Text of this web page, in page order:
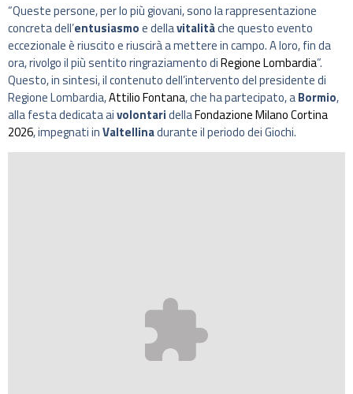
“Queste persone, per lo più giovani, sono la rappresentazione
concreta dell’entusiasmoe dellavitalitàche questo evento
eccezionale è riuscito e riuscirà a mettere in campo. A loro, fin da
ora, rivolgo il più sentito ringraziamento diRegione Lombardia”.
Questo, in sintesi, il contenuto dell’intervento del presidente di
Regione Lombardia,Attilio Fontana, che ha partecipato, aBormio,
alla festa dedicata aivolontaridellaFondazione Milano Cortina
2026, impegnati inValtellinadurante il periodo dei Giochi.